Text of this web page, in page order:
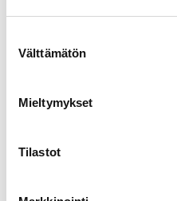
Välttämätön
Mieltymykset
Tilastot
ULKORENGAS 54-584